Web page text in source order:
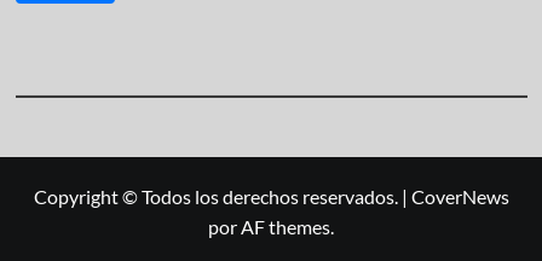
Copyright © Todos los derechos reservados. | CoverNews
por AF themes.